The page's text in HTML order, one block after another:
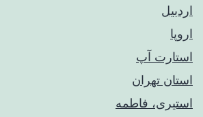
اردبیل
اروپا
استارت آپ
استان تهران
استیری، فاطمه